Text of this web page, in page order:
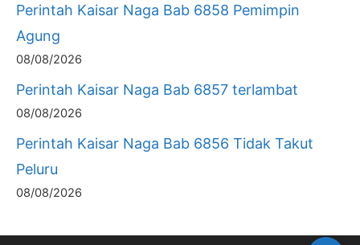
Perintah Kaisar Naga Bab 6858 Pemimpin
Agung
08/08/2026
Perintah Kaisar Naga Bab 6857 terlambat
08/08/2026
Perintah Kaisar Naga Bab 6856 Tidak Takut
Peluru
08/08/2026